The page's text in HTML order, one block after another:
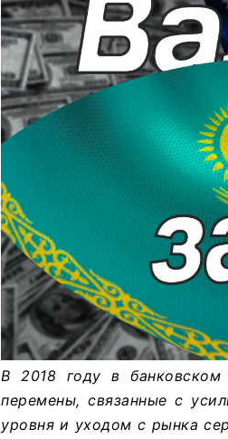
В 2018 году в банковском
перемены, связанные с
уровня и уходом с рынка